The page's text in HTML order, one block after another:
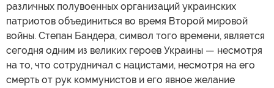
различных полувоенных организаций украинских
патриотов объединиться во время Второй мировой
войны. Степан Бандера, символ того времени, является
сегодня одним из великих героев Украины — несмотря
на то, что сотрудничал с нацистами, несмотря на его
смерть от рук коммунистов и его явное желание